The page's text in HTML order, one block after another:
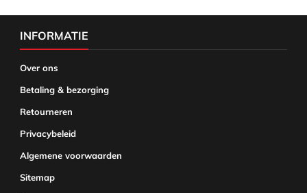
INFORMATIE
Over ons
Betaling & bezorging
Retourneren
Privacybeleid
Algemene voorwaarden
Sitemap